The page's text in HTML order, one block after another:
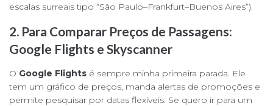
escalas surreais tipo “São Paulo–Frankfurt–Buenos Aires”).
2. Para Comparar Preços de Passagens:
Google Flights e Skyscanner
O Google Flights é sempre minha primeira parada. Ele
tem um gráfico de preços, manda alertas de promoções e
permite pesquisar por datas flexíveis. Se quero ir para um